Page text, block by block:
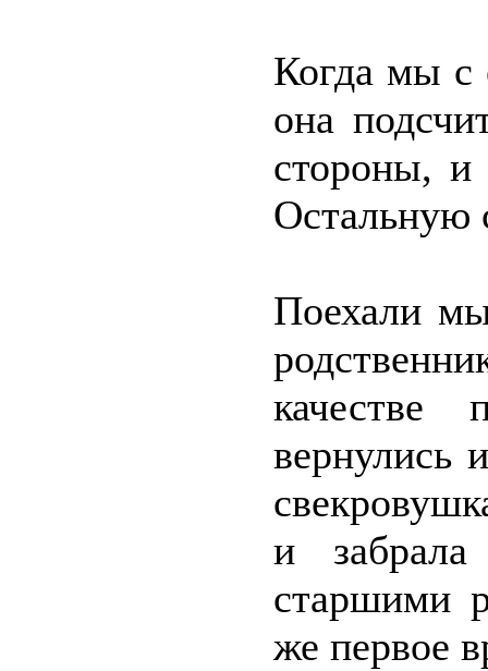
Когда мы с
она
стороны, и
Остальную
Поехали
вернулись
и
старшими
же первое